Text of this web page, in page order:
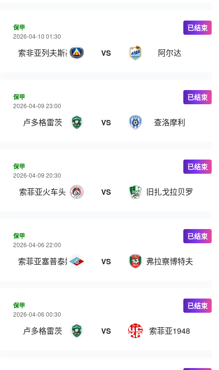
保甲
2026-04-10 01:30
索非亚列夫斯基 VS 阿尔达
已结束
保甲
2026-04-09 23:00
卢多格雷茨 VS 查洛摩利
已结束
保甲
2026-04-09 20:30
索菲亚火车头 VS 旧扎戈拉贝罗
已结束
保甲
2026-04-06 22:00
索菲亚塞普泰姆夫里 VS 弗拉察博特夫
已结束
保甲
2026-04-06 00:30
卢多格雷茨 VS 索菲亚1948
已结束